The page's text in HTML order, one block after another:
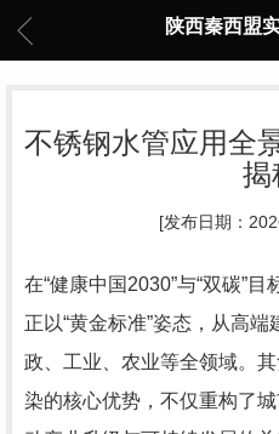
陕西秦西盟
不锈钢水管应用全
揭
[发布日期：
在“健康中国2030”与“双碳”
正以“黄金标准”姿态，从高
政、工业、农业等全领域。
染的核心优势，不仅重构了